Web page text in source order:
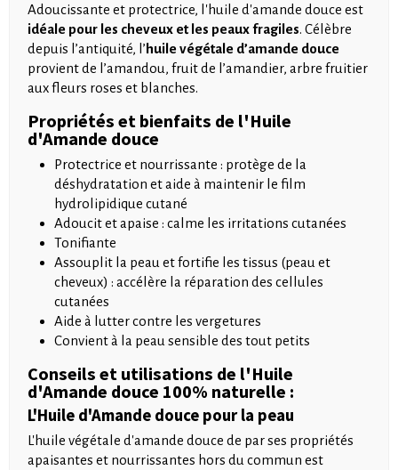
Adoucissante et protectrice, l'huile d'amande douce est
idéale pour les cheveux et les peaux fragiles. Célèbre
depuis l’antiquité, l’huile végétale d’amande douce
provient de l’amandou, fruit de l’amandier, arbre fruitier
aux fleurs roses et blanches.
Propriétés et bienfaits de l'Huile
d'Amande douce
Protectrice et nourrissante : protège de la
déshydratation et aide à maintenir le film
hydrolipidique cutané
Adoucit et apaise : calme les irritations cutanées
Tonifiante
Assouplit la peau et fortifie les tissus (peau et
cheveux) : accélère la réparation des cellules
cutanées
Aide à lutter contre les vergetures
Convient à la peau sensible des tout petits
Conseils et utilisations de l'Huile
d'Amande douce 100% naturelle :
L'Huile d'Amande douce pour la peau
L'huile végétale d'amande douce de par ses propriétés
apaisantes et nourrissantes hors du commun est